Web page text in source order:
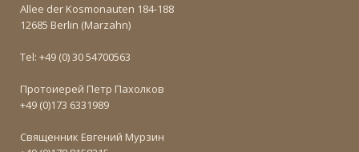
Allee der Kosmonauten 184-188
12685 Berlin (Marzahn)
Tel: +49 (0) 30 54700563
Протоиерей Петр Пахолков
+49 (0)173 6331989
Священник Евгений Мурзин